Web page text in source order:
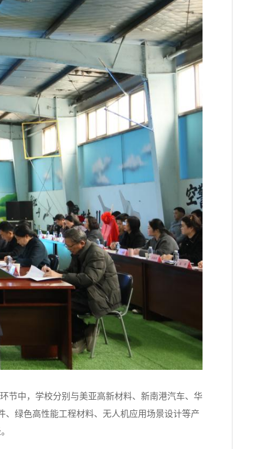
节中，学校分别与美亚高新材料、新南港汽车、华
绿色高性能工程材料、无人机应用场景设计等产